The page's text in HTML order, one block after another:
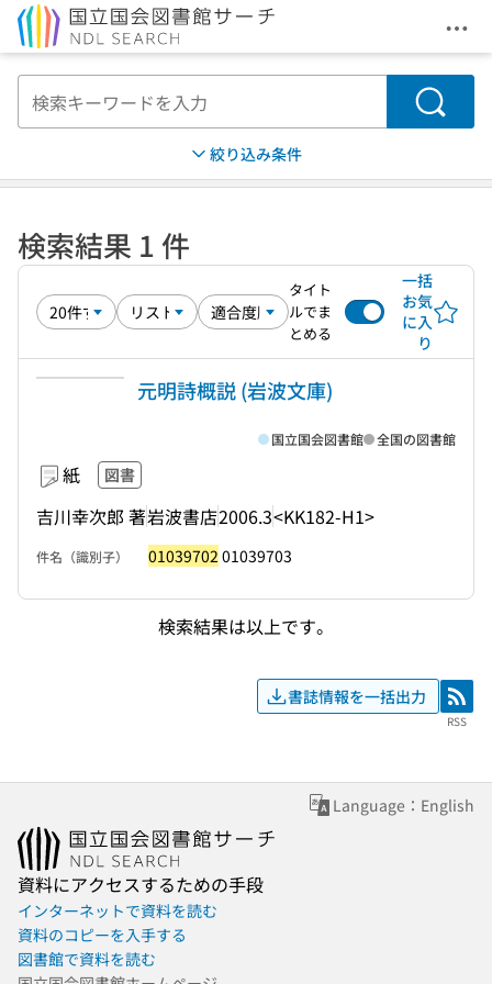
メ
検索
絞り込み条件
検索結果 1 件
タイト
ルでま
とめる
一括
お気
に入
り
元明詩概説 (岩波文庫)
紙 図書
吉川幸次郎 著岩波書店2006.3<KK182-H1>
国立国会図書館 全国の図書館
件名（識別子） 01039702 01039703
検索結果は以上です。
書誌情報を一括出力 RSS
RSS
Language：English
資料にアクセスするための手段
インターネットで資料を読む
資料のコピーを入手する
図書館で資料を読む